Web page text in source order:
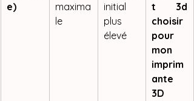
e)
maxima
le
initial
plus
élevé
t 3d
choisir
pour
mon
imprim
ante
3D